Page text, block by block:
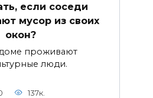
если соседи
мусор из своих
окон?
проживают
люди.
137к.